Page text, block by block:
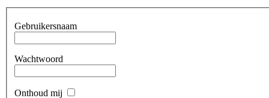
Gebruikersnaam
Wachtwoord
Onthoud mij